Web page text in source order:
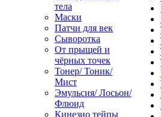
тела
Маски
Патчи для век
Сыворотка
От прыщей и
чёрных точек
Тонер/ Тоник/
Мист
Эмульсия/ Лосьон/
Флюид
Кинезио тейпы